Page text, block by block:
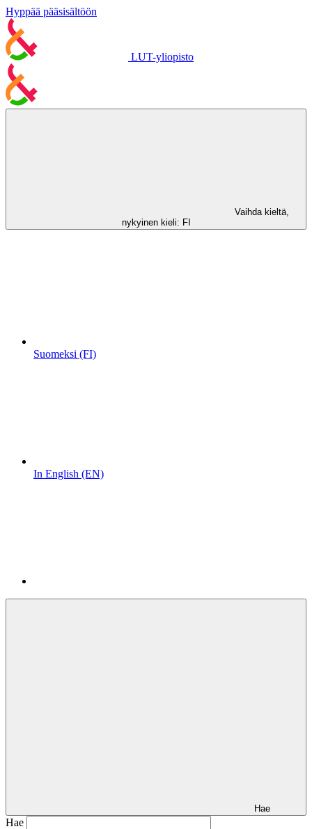
Hyppää pääsisältöön
LUT-yliopisto
Vaihda kieltä,
nykyinen kieli: FI
Suomeksi (FI)
In English (EN)
Hae
Hae